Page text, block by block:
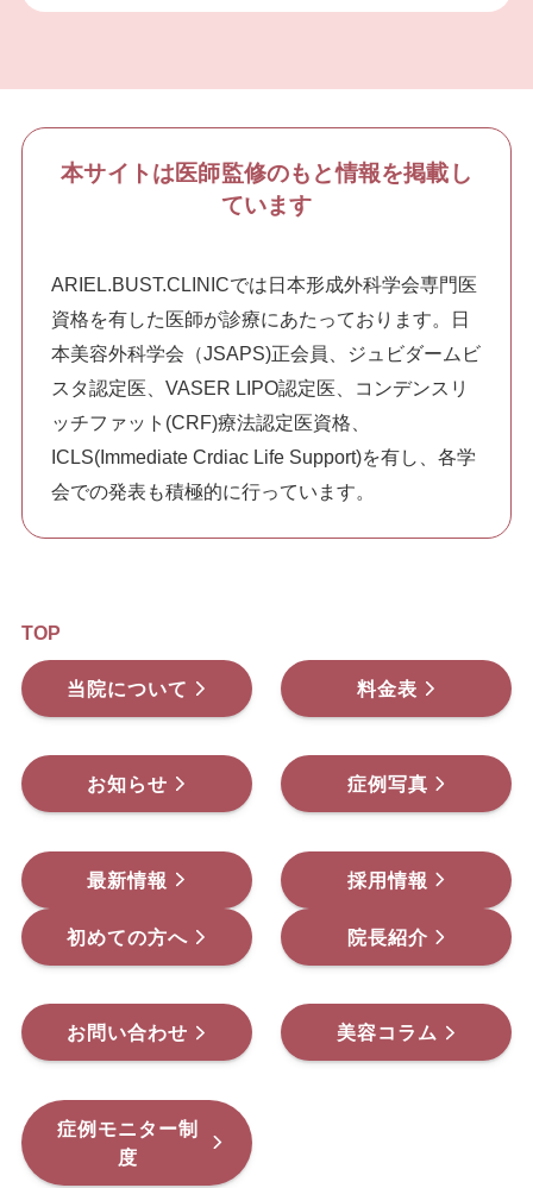
本サイトは医師監修のもと情報を掲載し
ています
ARIEL.BUST.CLINICでは日本形成外科学会専門医
資格を有した医師が診療にあたっております。日
本美容外科学会（JSAPS)正会員、ジュビダームビ
スタ認定医、VASER LIPO認定医、コンデンスリ
ッチファット(CRF)療法認定医資格、
ICLS(Immediate Crdiac Life Support)を有し、各学
会での発表も積極的に行っています。
TOP
当院について
お知らせ
最新情報
料金表
症例写真
採用情報
初めての方へ
お問い合わせ
症例モニター制
度
院長紹介
美容コラム